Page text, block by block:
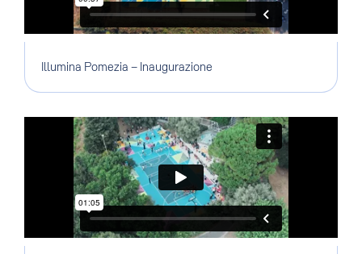
Illumina Pomezia – Inaugurazione